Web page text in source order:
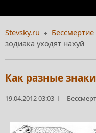
Stevsky.ru Бессмертие
зодиака уходят нахуй
Как разные
19.04.2012 03:03